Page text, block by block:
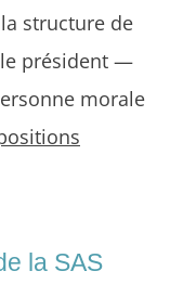
structure de
président —
morale
la SAS